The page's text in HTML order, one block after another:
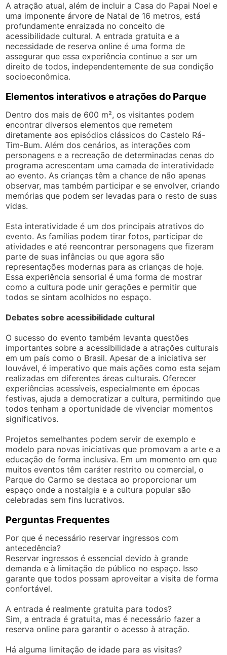
A atração atual, além de incluir a Casa do Papai Noel e
uma imponente árvore de Natal de 16 metros, está
profundamente enraizada no conceito de
acessibilidade cultural. A entrada gratuita e a
necessidade de reserva online é uma forma de
assegurar que essa experiência continue a ser um
direito de todos, independentemente de sua condição
socioeconômica.
Elementos interativos e atrações do Parque
Dentro dos mais de 600 m², os visitantes podem
encontrar diversos elementos que remetem
diretamente aos episódios clássicos do Castelo Rá-
Tim-Bum. Além dos cenários, as interações com
personagens e a recreação de determinadas cenas do
programa acrescentam uma camada de interatividade
ao evento. As crianças têm a chance de não apenas
observar, mas também participar e se envolver, criando
memórias que podem ser levadas para o resto de suas
vidas.
Esta interatividade é um dos principais atrativos do
evento. As famílias podem tirar fotos, participar de
atividades e até reencontrar personagens que fizeram
parte de suas infâncias ou que agora são
representações modernas para as crianças de hoje.
Essa experiência sensorial é uma forma de mostrar
como a cultura pode unir gerações e permitir que
todos se sintam acolhidos no espaço.
Debates sobre acessibilidade cultural
O sucesso do evento também levanta questões
importantes sobre a acessibilidade a atrações culturais
em um país como o Brasil. Apesar de a iniciativa ser
louvável, é imperativo que mais ações como esta sejam
realizadas em diferentes áreas culturais. Oferecer
experiências acessíveis, especialmente em épocas
festivas, ajuda a democratizar a cultura, permitindo que
todos tenham a oportunidade de vivenciar momentos
significativos.
Projetos semelhantes podem servir de exemplo e
modelo para novas iniciativas que promovam a arte e a
educação de forma inclusiva. Em um momento em que
muitos eventos têm caráter restrito ou comercial, o
Parque do Carmo se destaca ao proporcionar um
espaço onde a nostalgia e a cultura popular são
celebradas sem fins lucrativos.
Perguntas Frequentes
Por que é necessário reservar ingressos com
antecedência?
Reservar ingressos é essencial devido à grande
demanda e à limitação de público no espaço. Isso
garante que todos possam aproveitar a visita de forma
confortável.
A entrada é realmente gratuita para todos?
Sim, a entrada é gratuita, mas é necessário fazer a
reserva online para garantir o acesso à atração.
Há alguma limitação de idade para as visitas?